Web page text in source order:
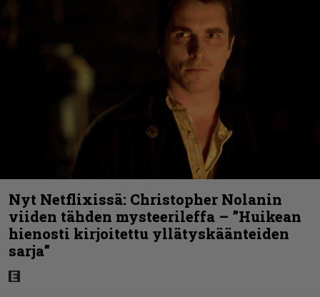
Nyt Netflixissä: Christopher Nolanin
viiden tähden mysteerileffa – ”Huikean
hienosti kirjoitettu yllätyskäänteiden
sarja”